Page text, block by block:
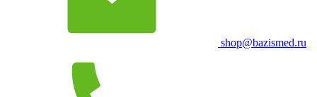
shop@bazismed.ru